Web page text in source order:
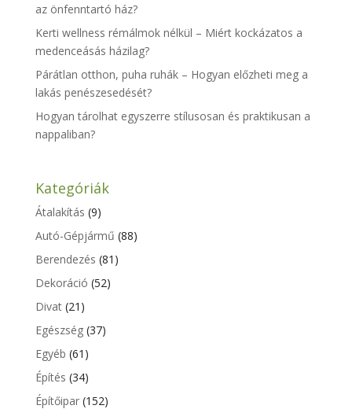
az önfenntartó ház?
Kerti wellness rémálmok nélkül – Miért kockázatos a
medenceásás házilag?
Párátlan otthon, puha ruhák – Hogyan előzheti meg a
lakás penészesedését?
Hogyan tárolhat egyszerre stílusosan és praktikusan a
nappaliban?
Kategóriák
Átalakítás (9)
Autó-Gépjármű (88)
Berendezés (81)
Dekoráció (52)
Divat(21)
Egészség(37)
Egyéb (61)
Építés (34)
Építőipar(152)